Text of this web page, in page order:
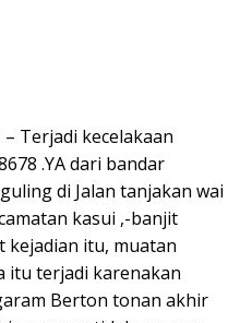
– Terjadi kecelakaan
.YA dari bandar
di Jalan tanjakan wai
kasui ,-banjit
kejadian itu, muatan
itu terjadi karenakan
Berton tonan akhir